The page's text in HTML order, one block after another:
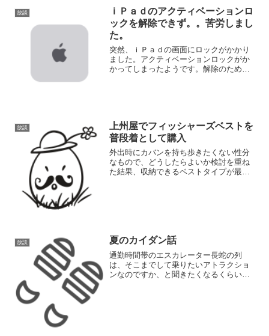
放談
ｉＰａｄのアクティベーションロ
ックを解除できず。。苦労しまし
た。
突然、ｉＰａｄの画面にロックがかかり
ました。アクティベーションロックがか
かってしまったようです。解除のための
放談
上州屋でフィッシャーズベストを
普段着として購入
外出時にカバンを持ち歩きたくない性分
なもので、どうしたらよいか検討を重ね
た結果、収納できるベストタイプが最適
放談 夏のカイダン話
通勤時間帯のエスカレーター長蛇の列
は、そこまでして乗りたいアトラクショ
ンなのですか、と聞きたくなるくらい